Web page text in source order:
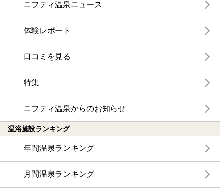
ニフティ温泉ニュース
体験レポート
口コミを見る
特集
ニフティ温泉からのお知らせ
温浴施設ランキング
年間温泉ランキング
月間温泉ランキング